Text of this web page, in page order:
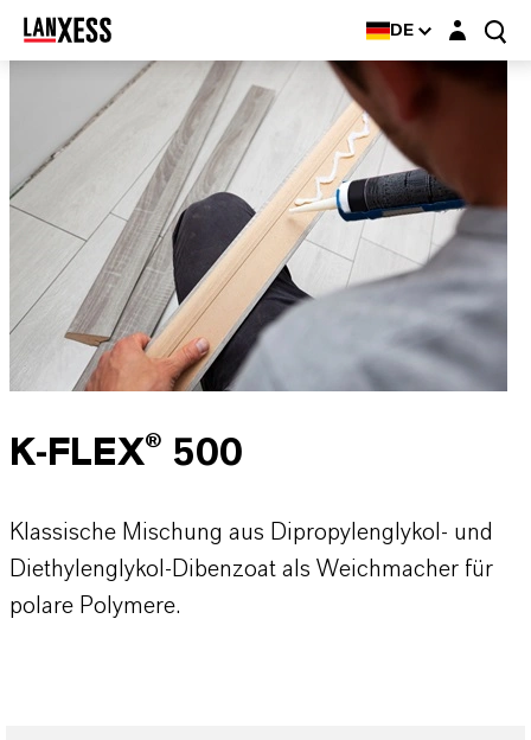
DE Login-Maske
K-FLEX® 500
Klassische Mischung aus Dipropylenglykol- und
Diethylenglykol-Dibenzoat als Weichmacher für
polare Polymere.